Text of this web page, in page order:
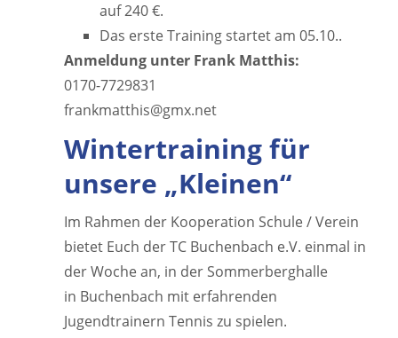
auf 240 €.
Das erste Training startet am 05.10..
Anmeldung unter Frank Matthis:
0170-7729831
frankmatthis@gmx.net
Wintertraining für
unsere „Kleinen“
Im Rahmen der Kooperation Schule / Verein
bietet Euch der TC Buchenbach e.V. einmal in
der Woche an, in der Sommerberghalle
in Buchenbach mit erfahrenden
Jugendtrainern Tennis zu spielen.